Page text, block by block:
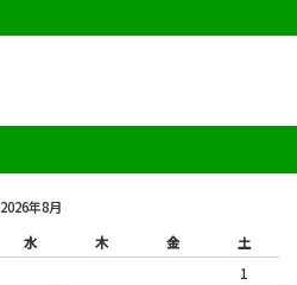
2026年8月
水 木 金
土
1